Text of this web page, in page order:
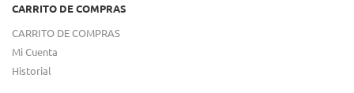
CARRITO DE COMPRAS
CARRITO DE COMPRAS
Mi Cuenta
Historial